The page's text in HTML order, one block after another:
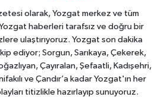
olarak, Yozgat merkez ve tüm
haberleri tarafsız ve doğru bir
ulaştırıyoruz. Yozgat son dakika
ediyor; Sorgun, Sarıkaya, Çekerek,
Çayıralan, Şefaatli, Kadışehri,
ve Çandır’a kadar Yozgat'ın her
titizlikle hazırlayıp sunuyoruz.